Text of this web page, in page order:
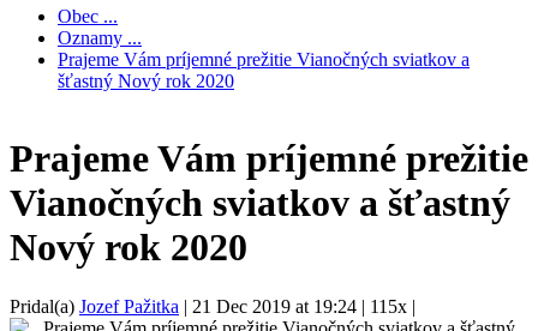
Obec ...
Oznamy ...
Prajeme Vám príjemné prežitie Vianočných sviatkov a
šťastný Nový rok 2020
Prajeme Vám príjemné prežitie
Vianočných sviatkov a šťastný
Nový rok 2020
Pridal(a) Jozef Pažitka | 21 Dec 2019 at 19:24 | 115x |